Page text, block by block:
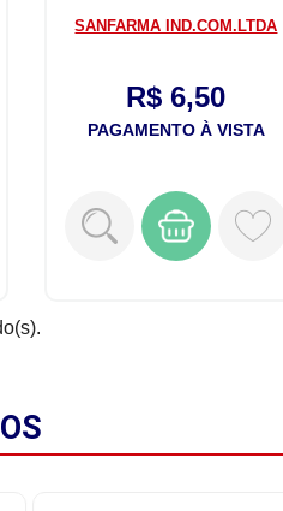
SANFARMA IND.COM.LTDA
R$ 6,50
PAGAMENTO À VISTA